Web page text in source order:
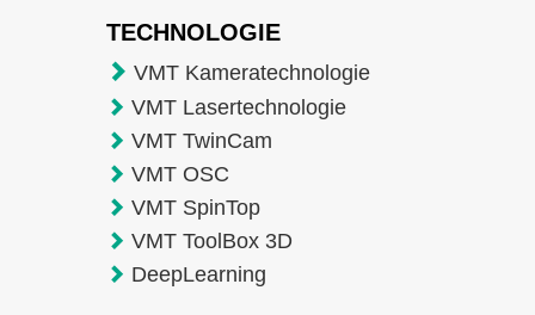
TECHNOLOGIE
VMT Kameratechnologie
VMT Lasertechnologie
VMT TwinCam
VMT OSC
VMT SpinTop
VMT ToolBox 3D
DeepLearning